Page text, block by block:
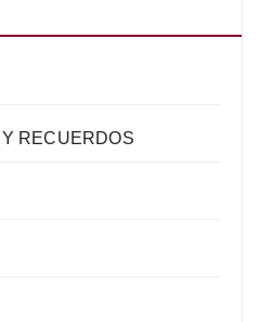
RECUERDOS